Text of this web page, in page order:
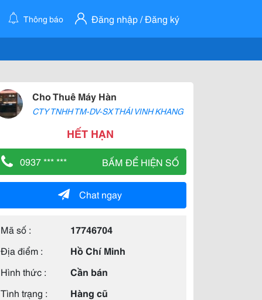
Thông báo Đăng nhập / Đăng ký
Cho Thuê Máy Hàn
CTY TNHH TM-DV-SX THÁI VINH KHANG
HẾT HẠN
0937 *** *** BẤM ĐỂ HIỆN SỐ
Chat ngay
Mã số :
17746704
Địa điểm :
Hồ Chí Minh
Hình thức :
Cần bán
Tình trạng :
Hàng cũ